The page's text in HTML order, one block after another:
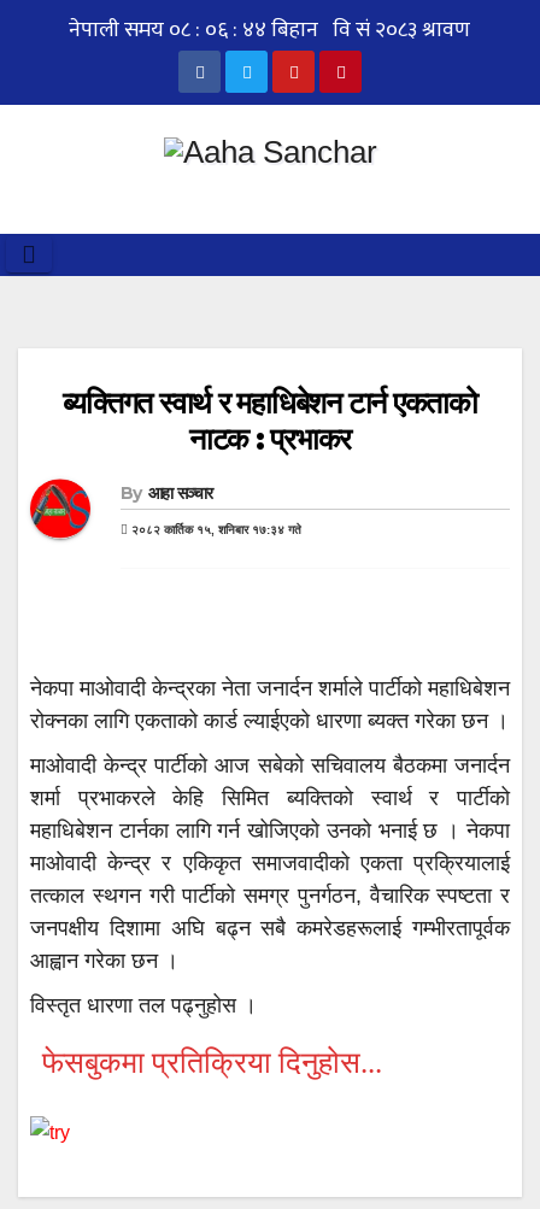
ब्यक्तिगत स्वार्थ र महाधिबेशन टार्न एकताको
नाटक : प्रभाकर
By आहा सञ्चार
२०८२ कार्तिक १५, शनिबार १७:३४ गते
नेकपा माओवादी केन्द्रका नेता जनार्दन शर्माले पार्टीको महाधिबेशन
रोक्नका लागि एकताको कार्ड ल्याईएको धारणा ब्यक्त गरेका छन ।
माओवादी केन्द्र पार्टीको आज सबेको सचिवालय बैठकमा जनार्दन
शर्मा प्रभाकरले केहि सिमित ब्यक्तिको स्वार्थ र पार्टीको
महाधिबेशन टार्नका लागि गर्न खोजिएको उनको भनाई छ । नेकपा
माओवादी केन्द्र र एकिकृत समाजवादीको एकता प्रक्रियालाई
तत्काल स्थगन गरी पार्टीको समग्र पुनर्गठन, वैचारिक स्पष्टता र
जनपक्षीय दिशामा अघि बढ्न सबै कमरेडहरूलाई गम्भीरतापूर्वक
आह्वान गरेका छन ।
विस्तृत धारणा तल पढ्नुहोस ।
फेसबुकमा प्रतिक्रिया दिनुहोस...